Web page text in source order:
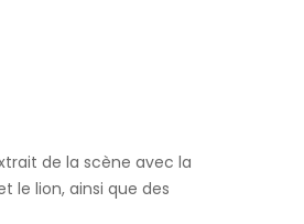
de la scène avec la
le lion, ainsi que des